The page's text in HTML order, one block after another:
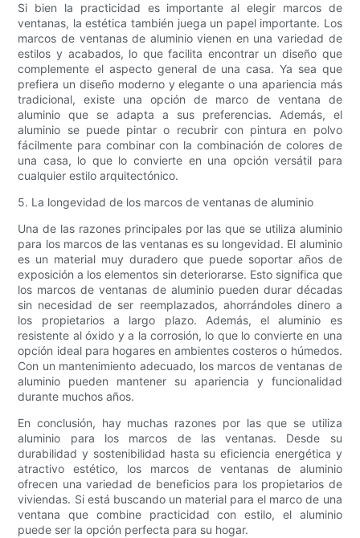
Si bien la practicidad es importante al elegir marcos de
ventanas, la estética también juega un papel importante. Los
marcos de ventanas de aluminio vienen en una variedad de
estilos y acabados, lo que facilita encontrar un diseño que
complemente el aspecto general de una casa. Ya sea que
prefiera un diseño moderno y elegante o una apariencia más
tradicional, existe una opción de marco de ventana de
aluminio que se adapta a sus preferencias. Además, el
aluminio se puede pintar o recubrir con pintura en polvo
fácilmente para combinar con la combinación de colores de
una casa, lo que lo convierte en una opción versátil para
cualquier estilo arquitectónico.
5. La longevidad de los marcos de ventanas de aluminio
Una de las razones principales por las que se utiliza aluminio
para los marcos de las ventanas es su longevidad. El aluminio
es un material muy duradero que puede soportar años de
exposición a los elementos sin deteriorarse. Esto significa que
los marcos de ventanas de aluminio pueden durar décadas
sin necesidad de ser reemplazados, ahorrándoles dinero a
los propietarios a largo plazo. Además, el aluminio es
resistente al óxido y a la corrosión, lo que lo convierte en una
opción ideal para hogares en ambientes costeros o húmedos.
Con un mantenimiento adecuado, los marcos de ventanas de
aluminio pueden mantener su apariencia y funcionalidad
durante muchos años.
En conclusión, hay muchas razones por las que se utiliza
aluminio para los marcos de las ventanas. Desde su
durabilidad y sostenibilidad hasta su eficiencia energética y
atractivo estético, los marcos de ventanas de aluminio
ofrecen una variedad de beneficios para los propietarios de
viviendas. Si está buscando un material para el marco de una
ventana que combine practicidad con estilo, el aluminio
puede ser la opción perfecta para su hogar.